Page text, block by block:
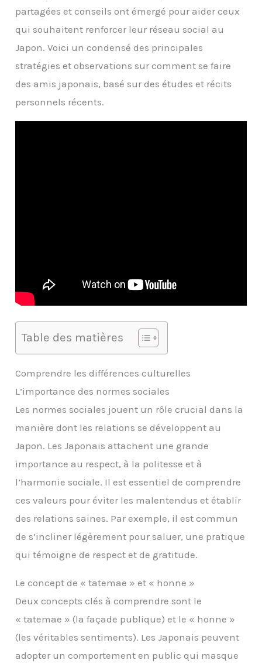
partagées et conseils ont émergé pour aider ceux
qui souhaitent renforcer leur réseau social au
Japon. Voici un condensé des principales
stratégies et observations sur comment se faire
des amis japonais, basé sur des études et récits
personnels récents.
Table des matières
Comprendre les différences culturelles
L’importance des normes sociales
Les normes sociales jouent un rôle crucial dans la
manière dont les relations se développent au
Japon. Les Japonais attachent une grande
importance au respect, à la politesse et à
l’harmonie sociale. Il est essentiel de comprendre
ces valeurs pour éviter les malentendus et établir
des relations saines. Par exemple, il est commun
de s’incliner légèrement pour saluer, une pratique
qui témoigne de respect et de gratitude.
Le concept de « tatemae » et « honne »
Deux concepts clés à comprendre sont le
« tatemae » (la façade publique) et le « honne »
(les véritables sentiments). Les Japonais peuvent
adopter un comportement en public qui masque